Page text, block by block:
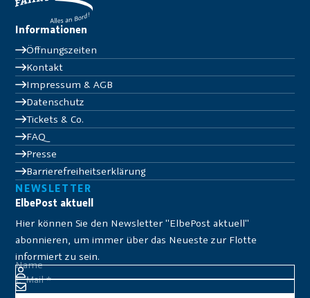
Informationen
Öffnungszeiten
Kontakt
Impressum & AGB
Datenschutz
Tickets & Co.
FAQ
Presse
Barrierefreiheitserklärung
NEWSLETTER
ElbePost aktuell
Hier können Sie den Newsletter "ElbePost aktuell"
abonnieren, um immer über das Neueste zur Flotte
informiert zu sein.
Name
E-Mail*